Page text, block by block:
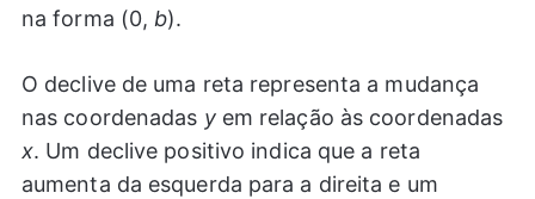
na forma (0,b).
O declive de uma reta representa a mudança
nas coordenadas yem relação às coordenadas
x. Um declive positivo indica que a reta
aumenta da esquerda para a direita e um